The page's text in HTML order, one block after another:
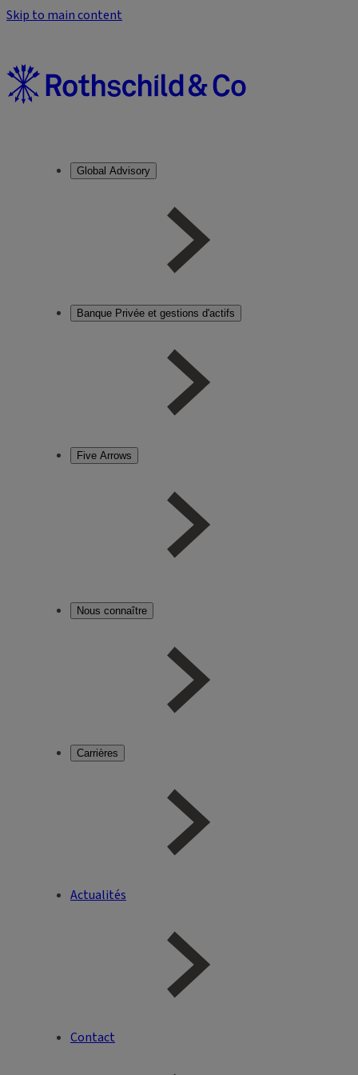
Skip to main content
Global Advisory
Banque Privée et gestions d'actifs
Five Arrows
Nous connaître
Carrières
Actualités
Contact